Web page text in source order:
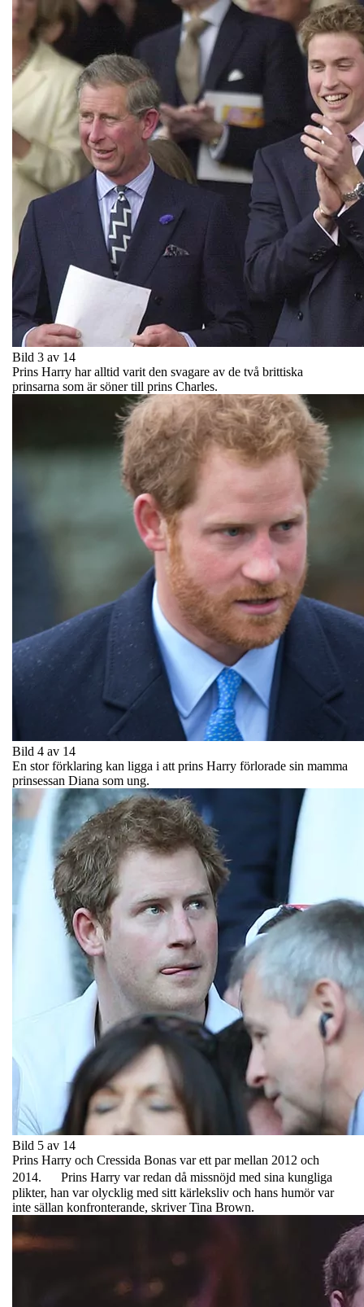
Bild 3 av 14
Prins Harry har alltid varit den svagare av de två brittiska
prinsarna som är söner till prins Charles.
Bild 4 av 14
En stor förklaring kan ligga i att prins Harry förlorade sin mamma
prinsessan Diana som ung.
Bild 5 av 14
Prins Harry och Cressida Bonas var ett par mellan 2012 och
2014. Prins Harry var redan då missnöjd med sina kungliga
plikter, han var olycklig med sitt kärleksliv och hans humör var
inte sällan konfronterande, skriver Tina Brown.